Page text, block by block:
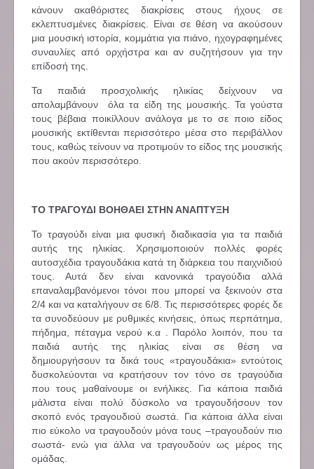
κάνουν ακαθόριστες διακρίσεις στους ήχους σε
εκλεπτυσμένες διακρίσεις. Είναι σε θέση να ακούσουν
μια μουσική ιστορία, κομμάτια για πιάνο, ηχογραφημένες
συναυλίες από ορχήστρα και αν συζητήσουν για την
επίδοσή της.
Τα παιδιά προσχολικής ηλικίας δείχνουν να
απολαμβάνουν όλα τα είδη της μουσικής. Τα γούστα
τους βέβαια ποικίλλουν ανάλογα με το σε ποιο είδος
μουσικής εκτίθενται περισσότερο μέσα στο περιβάλλον
τους, καθώς τείνουν να προτιμούν το είδος της μουσικής
που ακούν περισσότερο.
ΤΟ ΤΡΑΓΟΥΔΙ ΒΟΗΘΑΕΙ ΣΤΗΝ ΑΝΑΠΤΥΞΗ
Το τραγούδι είναι μια φυσική διαδικασία για τα παιδιά
αυτής της ηλικίας. Χρησιμοποιούν πολλές φορές
αυτοσχέδια τραγουδάκια κατά τη διάρκεια του παιχνιδιού
τους. Αυτά δεν είναι κανονικά τραγούδια αλλά
επαναλαμβανόμενοι τόνοι που μπορεί να ξεκινούν στα
2/4 και να καταλήγουν σε 6/8. Τις περισσότερες φορές δε
τα συνοδεύουν με ρυθμικές κινήσεις, όπως περπάτημα,
πήδημα, πέταγμα νερού κ.α . Παρόλο λοιπόν, που τα
παιδιά αυτής της ηλικίας είναι σε θέση να
δημιουργήσουν τα δικά τους «τραγουδάκια» εντούτοις
δυσκολεύονται να κρατήσουν τον τόνο σε τραγούδια
που τους μαθαίνουμε οι ενήλικες. Για κάποια παιδιά
μάλιστα είναι πολύ δύσκολο να τραγουδήσουν τον
σκοπό ενός τραγουδιού σωστά. Για κάποια άλλα είναι
πιο εύκολο να τραγουδούν μόνα τους –τραγουδούν πιο
σωστά- ενώ για άλλα να τραγουδούν ως μέρος της
ομάδας.